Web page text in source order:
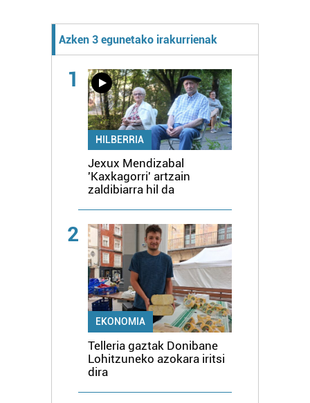
Azken 3 egunetako irakurrienak
1
HILBERRIA
Jexux Mendizabal
'Kaxkagorri' artzain
zaldibiarra hil da
2
EKONOMIA
Telleria gaztak Donibane
Lohitzuneko azokara iritsi
dira